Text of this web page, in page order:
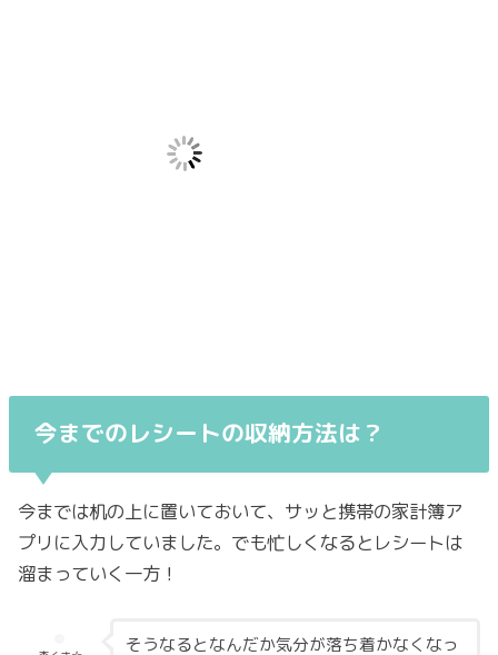
今までのレシートの収納方法は？
今までは机の上に置いておいて、サッと携帯の家計簿ア
プリに入力していました。でも忙しくなるとレシートは
溜まっていく一方！
そうなるとなんだか気分が落ち着かなくなっ